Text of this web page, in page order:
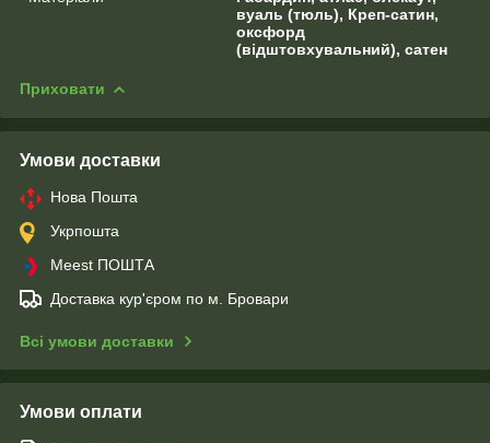
вуаль (тюль), Креп-сатин,
оксфорд
(відштовхувальний), сатен
Приховати
Умови доставки
Нова Пошта
Укрпошта
Meest ПОШТА
Доставка кур'єром по м. Бровари
Всі умови доставки
Умови оплати